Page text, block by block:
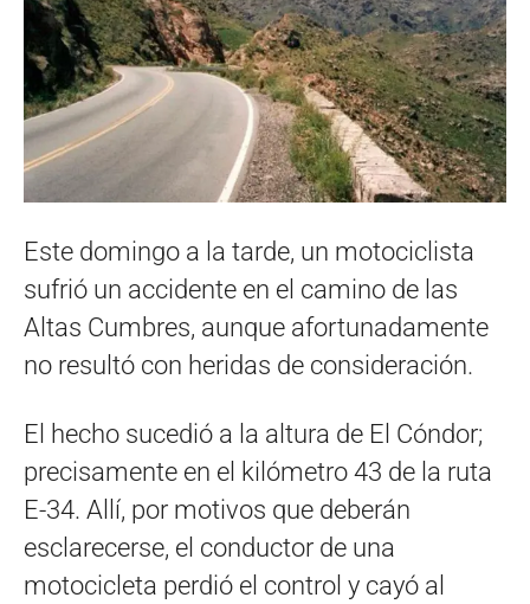
Este domingo a la tarde, un motociclista
sufrió un accidente en el camino de las
Altas Cumbres, aunque afortunadamente
no resultó con heridas de consideración.
El hecho sucedió a la altura de El Cóndor;
precisamente en el kilómetro 43 de la ruta
E-34. Allí, por motivos que deberán
esclarecerse, el conductor de una
motocicleta perdió el control y cayó al